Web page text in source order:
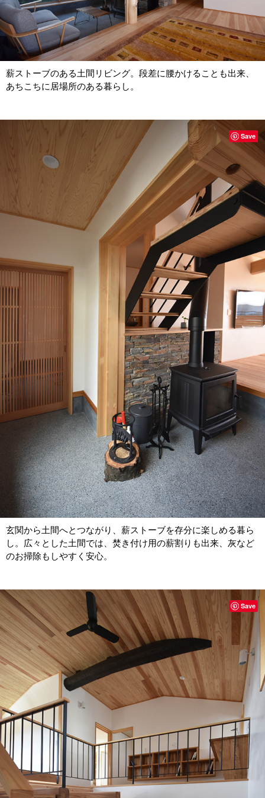
薪ストーブのある土間リビング。段差に腰かけることも出来、
あちこちに居場所のある暮らし。
玄関から土間へとつながり、薪ストーブを存分に楽しめる暮ら
し。広々とした土間では、焚き付け用の薪割りも出来、灰など
のお掃除もしやすく安心。
Save
Save